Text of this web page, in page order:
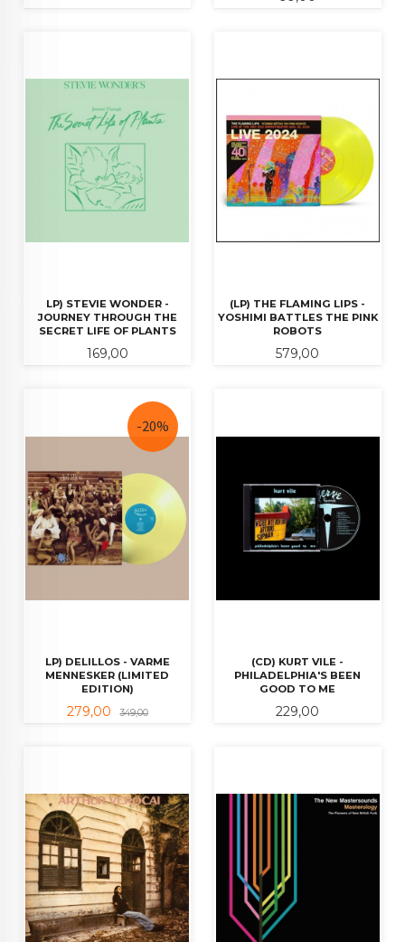
LP) STEVIE WONDER -
JOURNEY THROUGH THE
SECRET LIFE OF PLANTS
Pris
169,00
(LP) THE FLAMING LIPS -
YOSHIMI BATTLES THE PINK
ROBOTS
Pris
579,00
LP) DELILLOS - VARME
MENNESKER (LIMITED
EDITION)
Tilbud
279,00 349,00Rabatt
-20%
(CD) KURT VILE -
PHILADELPHIA'S BEEN
GOOD TO ME
Pris
229,00